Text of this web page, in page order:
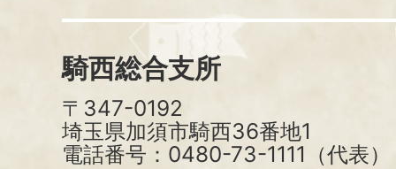
騎西総合支所
〒347-0192
埼玉県加須市騎西36番地1
電話番号：0480-73-1111（代表）